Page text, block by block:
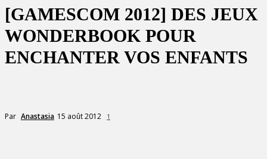
[GAMESCOM 2012] DES JEUX
WONDERBOOK POUR
ENCHANTER VOS ENFANTS
Par Anastasia 15 août 2012 1